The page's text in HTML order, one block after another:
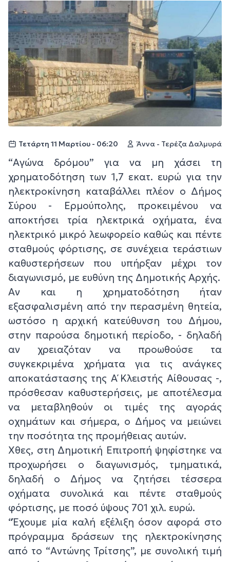
Τετάρτη 11 Μαρτίου - 06:20 Άννα - Τερέζα Δαλμυρά
“Αγώνα δρόμου” για να μη χάσει τη
χρηματοδότηση των 1,7 εκατ. ευρώ για την
ηλεκτροκίνηση καταβάλλει πλέον ο Δήμος
Σύρου - Ερμούπολης, προκειμένου να
αποκτήσει τρία ηλεκτρικά οχήματα, ένα
ηλεκτρικό μικρό λεωφορείο καθώς και πέντε
σταθμούς φόρτισης, σε συνέχεια τεράστιων
καθυστερήσεων που υπήρξαν μέχρι τον
διαγωνισμό, με ευθύνη της Δημοτικής Αρχής.
Αν και η χρηματοδότηση ήταν
εξασφαλισμένη από την περασμένη θητεία,
ωστόσο η αρχική κατεύθυνση του Δήμου,
στην παρούσα δημοτική περίοδο, - δηλαδή
αν χρειαζόταν να προωθούσε τα
συγκεκριμένα χρήματα για τις ανάγκες
αποκατάστασης της Α΄ Κλειστής Αίθουσας -,
πρόσθεσαν καθυστερήσεις, με αποτέλεσμα
να μεταβληθούν οι τιμές της αγοράς
οχημάτων και σήμερα, ο Δήμος να μειώνει
την ποσότητα της προμήθειας αυτών.
Χθες, στη Δημοτική Επιτροπή ψηφίστηκε να
προχωρήσει ο διαγωνισμός, τμηματικά,
δηλαδή ο Δήμος να ζητήσει τέσσερα
οχήματα συνολικά και πέντε σταθμούς
φόρτισης, με ποσό ύψους 701 χιλ. ευρώ.
“Έχουμε μία καλή εξέλιξη όσον αφορά στο
πρόγραμμα δράσεων της ηλεκτροκίνησης
από το “Αντώνης Τρίτσης”, με συνολική τιμή